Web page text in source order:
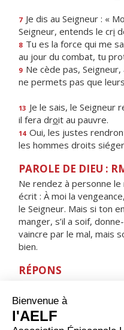
7 Je dis au Seigneur : «
Seigneur, entends le cri
8 Tu es la force qui me
au jour du combat, tu
9 Ne cède pas, Seigneur,
ne permets pas que
13 Je le sais, le Seigneur
il fera droit au pauvre.
14 Oui, les justes
les hommes droits siéger
PAROLE DE DIEU :
Ne rendez à personne le
écrit : À moi la
le Seigneur. Mais si ton
manger, s’il a soif,
vaincre par le mal, mais
bien.
RÉPONS
sa justice pour ceux qui
ORAISON